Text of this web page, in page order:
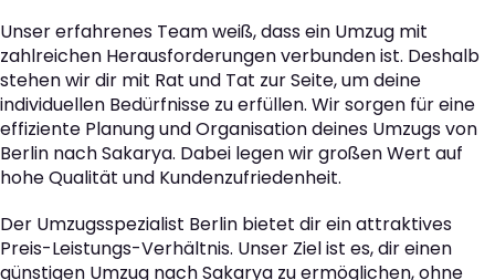
Unser erfahrenes Team weiß, dass ein Umzug mit
zahlreichen Herausforderungen verbunden ist. Deshalb
stehen wir dir mit Rat und Tat zur Seite, um deine
individuellen Bedürfnisse zu erfüllen. Wir sorgen für eine
effiziente Planung und Organisation deines Umzugs von
Berlin nach Sakarya. Dabei legen wir großen Wert auf
hohe Qualität und Kundenzufriedenheit.
Der Umzugsspezialist Berlin bietet dir ein attraktives
Preis-Leistungs-Verhältnis. Unser Ziel ist es, dir einen
günstigen Umzug nach Sakarya zu ermöglichen, ohne